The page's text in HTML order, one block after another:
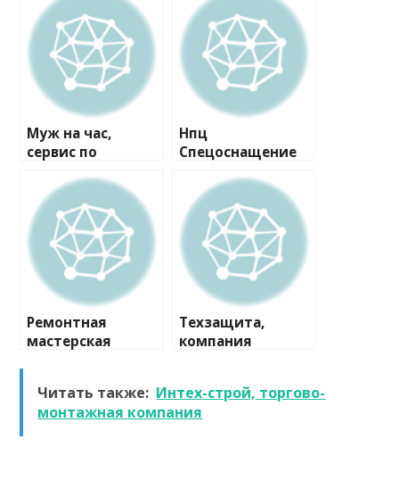
Муж на час,
сервис по
Нпц
Спецоснащение
Ремонтная
мастерская
Техзащита,
компания
Читать также: Интех-строй, торгово-
монтажная компания